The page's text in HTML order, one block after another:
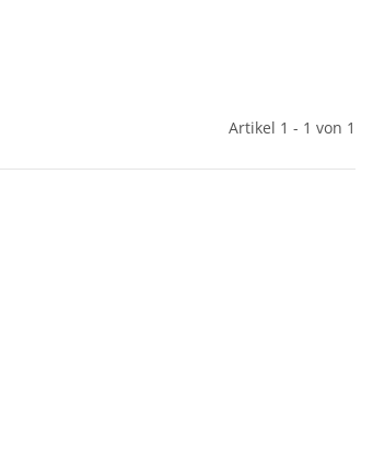
Artikel 1 - 1 von 1